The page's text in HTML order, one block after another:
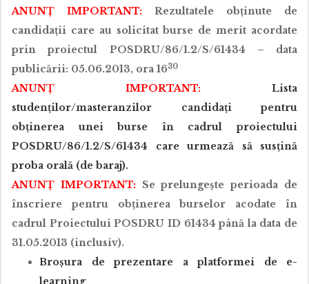
ANUNȚ IMPORTANT:
Rezultatele obținute de
candidații care au solicitat burse de merit acordate
prin proiectul POSDRU/86/1.2/S/61434 – data
publicării: 05.06.2013, ora 1630
ANUNȚ IMPORTANT:
Lista
studenților/masteranzilor candidați pentru
obținerea unei burse în cadrul proiectului
POSDRU/86/1.2/S/61434 care urmează să susțină
proba orală (de baraj).
ANUNȚ IMPORTANT: Se prelungește perioada de
înscriere pentru obținerea burselor acodate în
cadrul Proiectului POSDRU ID 61434 până la data de
31.05.2013 (inclusiv).
Broșura de prezentare a platformei de e-
learning